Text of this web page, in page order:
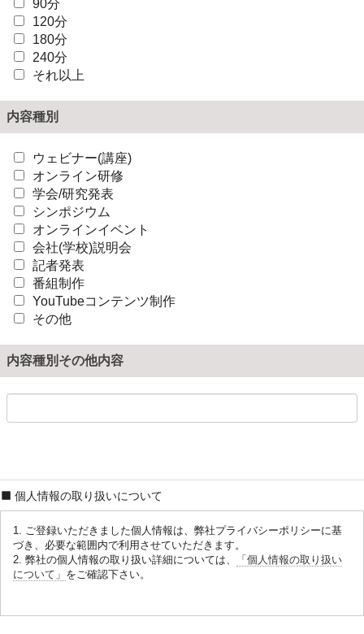
90分
120分
180分
240分
それ以上
内容種別
ウェビナー(講座)
オンライン研修
学会/研究発表
シンポジウム
オンラインイベント
会社(学校)説明会
記者発表
番組制作
YouTubeコンテンツ制作
その他
内容種別その他内容
個人情報の取り扱いについて
1. ご登録いただきました個人情報は、弊社プライバシーポリシーに基
づき、必要な範囲内で利用させていただきます。
2. 弊社の個人情報の取り扱い詳細については、
「個人情報の取り扱い
について」 をご確認下さい。